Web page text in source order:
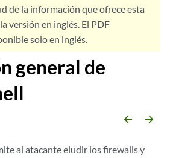
de la información que ofrece esta
versión en inglés. El PDF
solo en inglés.
general de
arrow_backward arrow_forward
al atacante eludir los firewalls y